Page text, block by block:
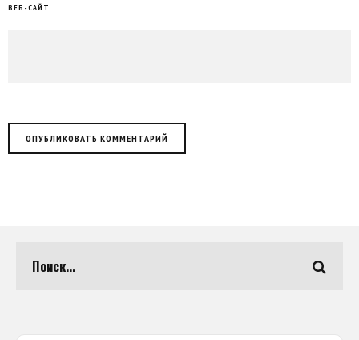
ВЕБ-САЙТ